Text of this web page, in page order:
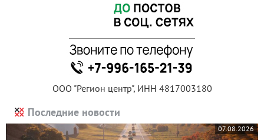
ООО "Регион центр", ИНН 4817003180
Последние новости
07.08.2026